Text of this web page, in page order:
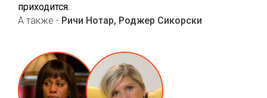
приходится.
А также - Ричи Нотар, Роджер Сикорски